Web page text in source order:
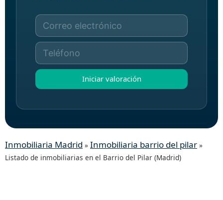
Iniciar valoración
Inmobiliaria Madrid » Inmobiliaria barrio del pilar »
Listado de inmobiliarias en el Barrio del Pilar (Madrid)